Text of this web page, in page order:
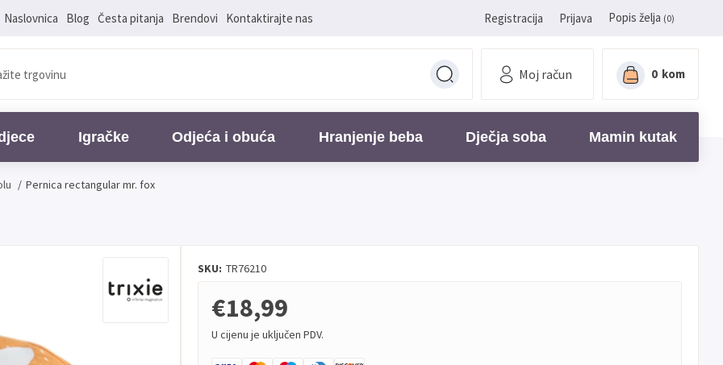
Naslovnica Blog Česta pitanja Brendovi Kontaktirajte nas Registracija Prijava Popis želja (0)
Moj račun 0 kom
Igračke Odjeća i obuća Hranjenje beba Dječja soba Mamin kutak
/ Pernica rectangular mr. fox
SKU: TR76210
€18,99
U cijenu je uključen PDV.